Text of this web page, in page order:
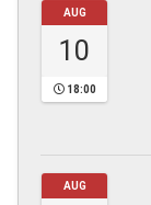
AUG
10
18:00
AUG